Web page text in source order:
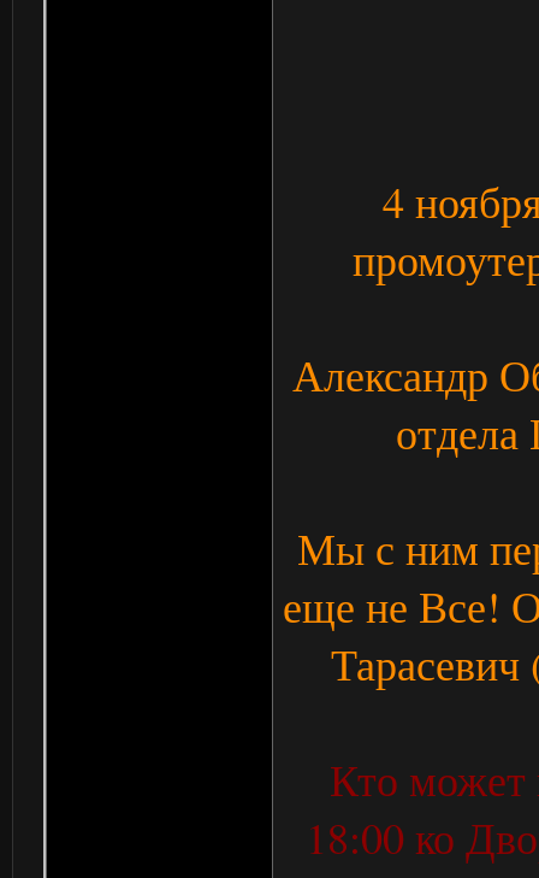
4
Александр
Мы с ним
еще не Все!
Кто может
18:00 ко